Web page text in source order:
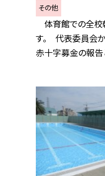
その他
体育館での全校
す。 代表委員会
赤十字募金の報告